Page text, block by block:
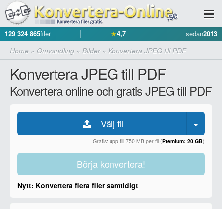
129 324 865filer ★4,7 sedan2013
Home » Omvandling » Bilder» Konvertera JPEG till PDF
Konvertera JPEG till PDF
Konvertera online och gratis JPEG till PDF
Välj fil
Gratis: upp till 750 MB per fil (Premium: 20 GB)
Börja konvertera!
Nytt: Konvertera flera filer samtidigt